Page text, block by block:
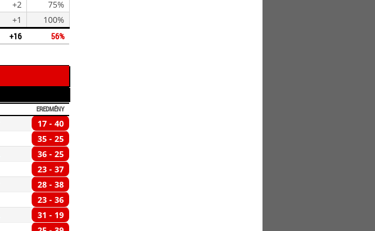
+2
75%
+1
100%
+16 56%
EREDMÉNY
17 - 40
35 - 25
36 - 25
23 - 37
28 - 38
23 - 36
31 - 19